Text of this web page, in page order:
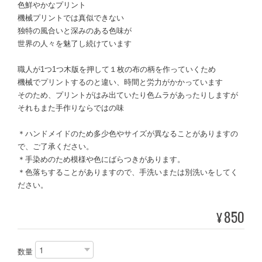
色鮮やかなプリント
機械プリントでは真似できない
独特の風合いと深みのある色味が
世界の人々を魅了し続けています
職人が1つ1つ木版を押して１枚の布の柄を作っていくため
機械でプリントするのと違い、時間と労力がかかっています
そのため、プリントがはみ出ていたり色ムラがあったりしますが
それもまた手作りならではの味
＊ハンドメイドのため多少色やサイズが異なることがありますの
で、ご了承ください。
＊手染めのため模様や色にばらつきがあります。
＊色落ちすることがありますので、手洗いまたは別洗いをしてく
ださい。
¥850
数量